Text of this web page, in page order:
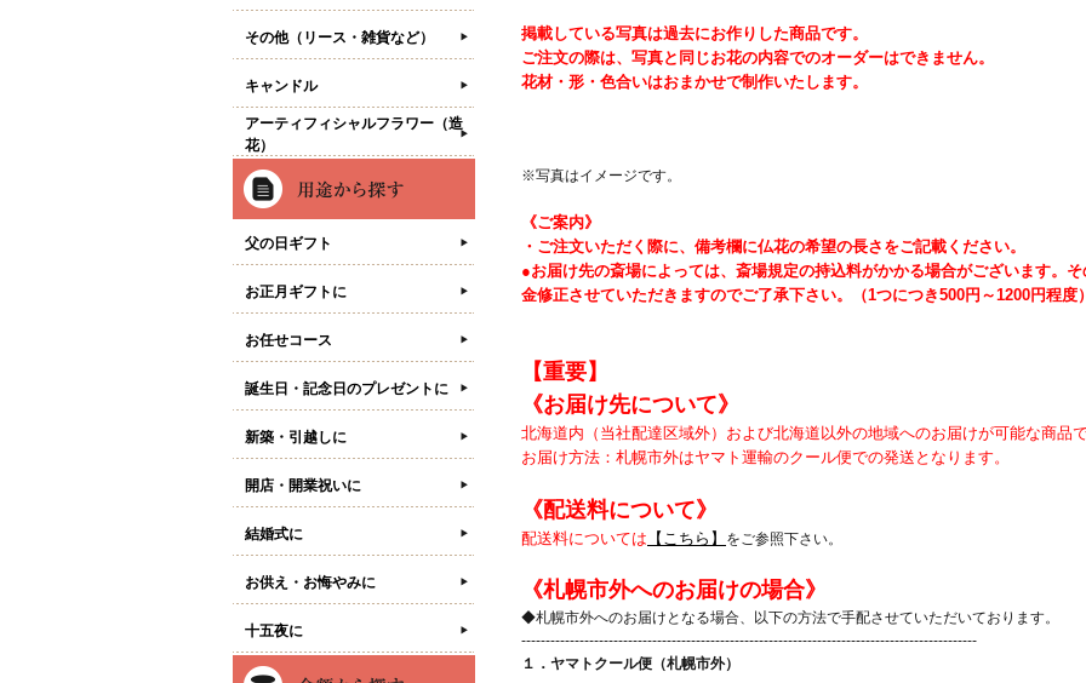
掲載している写真は過去にお作りした商品です。
ご注文の際は、写真と同じお花の内容でのオーダーはできません。
花材・形・色合いはおまかせで制作いたします。
※写真はイメージです。
《ご案内》
・ご注文いただく際に、備考欄に仏花の希望の長さをご記載ください。
●お届け先の斎場によっては、斎場規定の持込料がかかる場合がございます。
金修正させていただきますのでご了承下さい。（1つにつき500円～1200円程度
【重要】
《お届け先について》
北海道内（当社配達区域外）および北海道以外の地域へのお届けが可能な商品
お届け方法：札幌市外はヤマト運輸のクール便での発送となります。
《配送料について》
配送料については 【こちら】 をご参照下さい。
《札幌市外へのお届けの場合》
◆札幌市外へのお届けとなる場合、以下の方法で手配させていただいております。
----------------------------------------------------------------------------------------------
１．ヤマトクール便（札幌市外）
その他（リース・雑貨など）
キャンドル
アーティフィシャルフラワー（造
花）
父の日ギフト
お正月ギフトに
お任せコース
誕生日・記念日のプレゼントに
新築・引越しに
開店・開業祝いに
結婚式に
お供え・お悔やみに
十五夜に